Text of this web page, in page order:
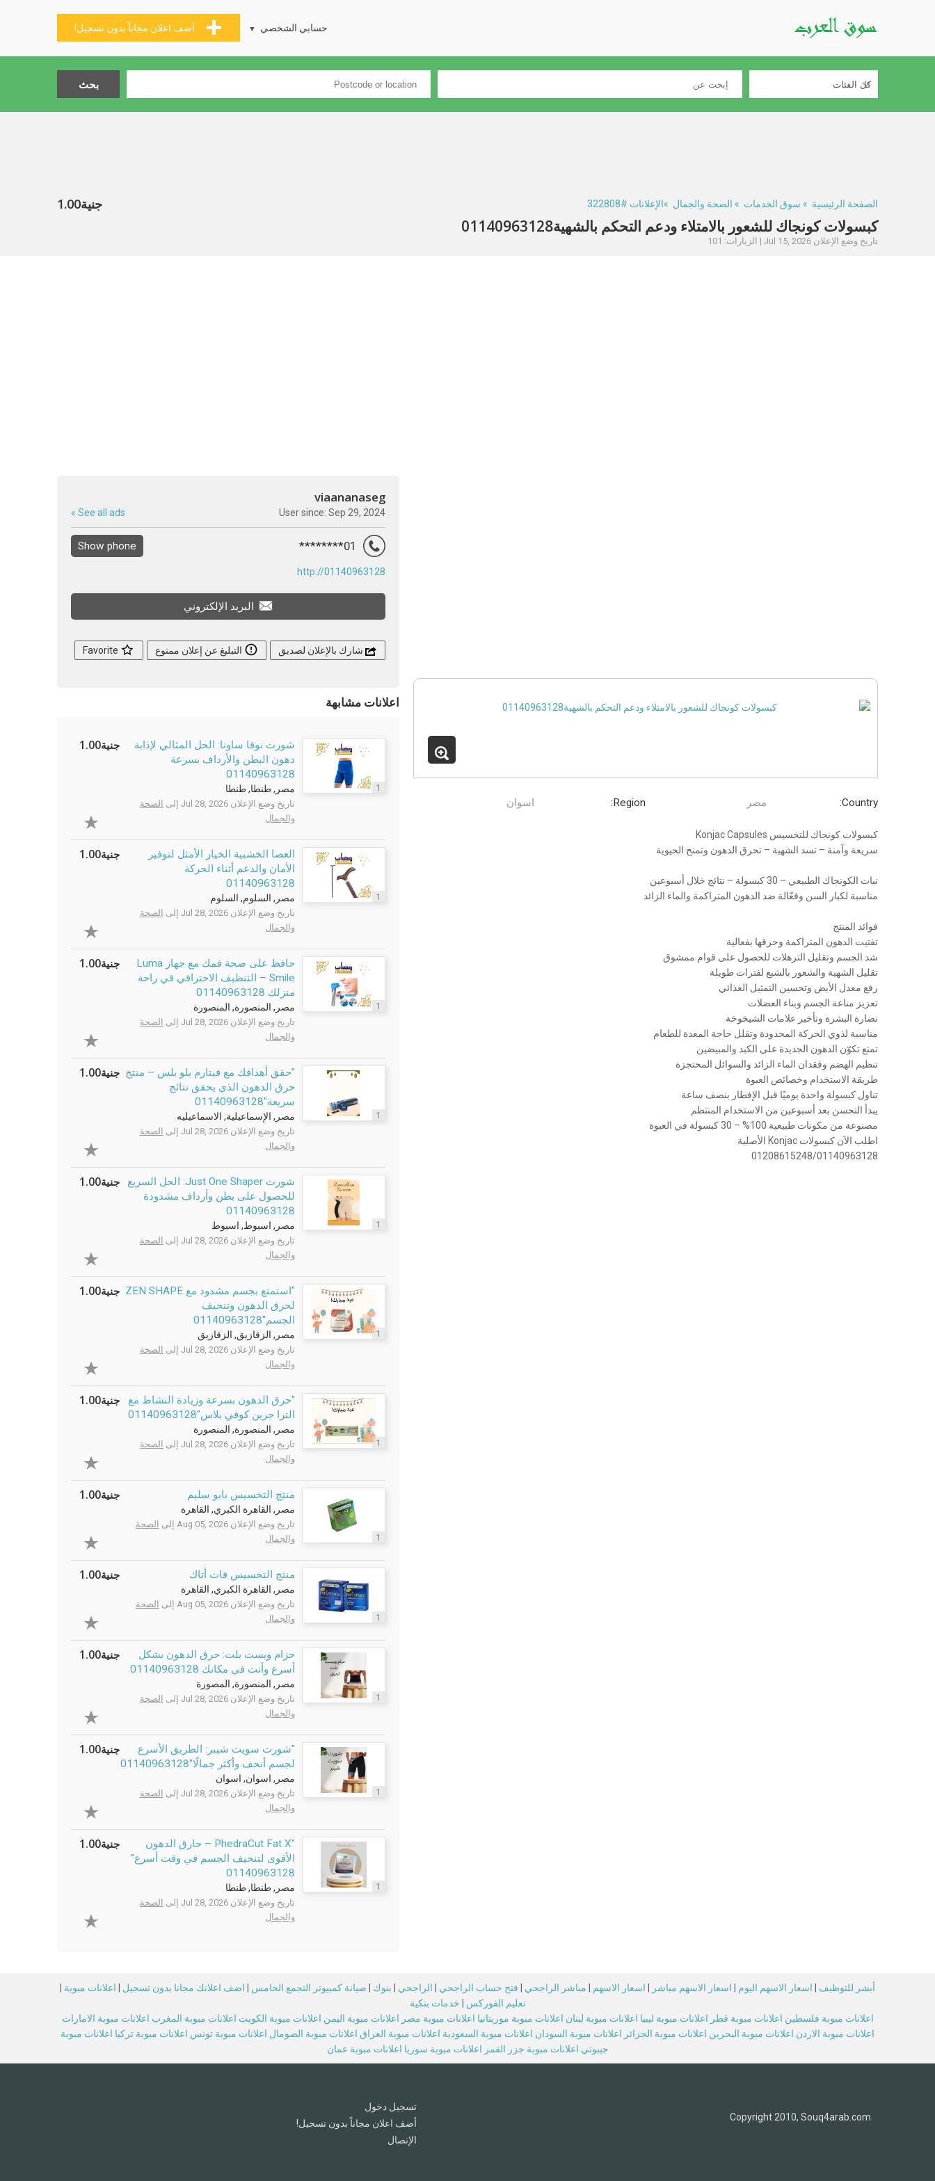
أضف اعلان مجاناً بدون تسجيل! حسابي الشخصي
الصفحة الرئيسية » سوق الخدمات » الصحة والجمال »الإعلانات #322808 جنية1.00
كبسولات كونجاك للشعور بالامتلاء ودعم التحكم بالشهية01140963128
تاريخ وضع الإعلان Jul 15, 2026 | الزيارات: 101
Country: مصر Region: اسوان
كبسولات كونجاك للتخسيس Konjac Capsules
سريعة وآمنة – تسد الشهية – تحرق الدهون وتمنح الحيوية
نبات الكونجاك الطبيعي – 30 كبسولة – نتائج خلال أسبوعين
مناسبة لكبار السن وفعّالة ضد الدهون المتراكمة والماء الزائد
فوائد المنتج
تفتيت الدهون المتراكمة وحرقها بفعالية
شد الجسم وتقليل الترهلات للحصول على قوام ممشوق
تقليل الشهية والشعور بالشبع لفترات طويلة
رفع معدل الأيض وتحسين التمثيل الغذائي
تعزيز مناعة الجسم وبناء العضلات
نضارة البشرة وتأخير علامات الشيخوخة
مناسبة لذوي الحركة المحدودة وتقلل حاجة المعدة للطعام
تمنع تكوّن الدهون الجديدة على الكبد والمبيضين
تنظيم الهضم وفقدان الماء الزائد والسوائل المحتجزة
طريقة الاستخدام وخصائص العبوة
تناول كبسولة واحدة يوميًا قبل الإفطار بنصف ساعة
يبدأ التحسن بعد أسبوعين من الاستخدام المنتظم
مصنوعة من مكونات طبيعية 100% – 30 كبسولة في العبوة
اطلب الآن كبسولات Konjac الأصلية
01208615248/01140963128
viaananaseg
User since: Sep 29, 2024
See all ads »
01********
Show phone
http://01140963128
البريد الإلكتروني
شارك بالإعلان لصديق التبليغ عن إعلان ممنوع
اعلانات مشابهة
1
شورت نوفا ساونا: الحل المثالي لإذابة
دهون البطن والأرداف بسرعة
01140963128
مصر, طنطا, طنطا
تاريخ وضع الإعلان Jul 28, 2026 إلى
الصحة
والجمال
جنية1.00
1
العصا الخشبية الخيار الأمثل لتوفير
الأمان والدعم أثناء الحركة
01140963128
مصر, السلوم, السلوم
تاريخ وضع الإعلان Jul 28, 2026 إلى
الصحة
والجمال
جنية1.00
1
حافظ على صحة فمك مع جهاز Luma
Smile – التنظيف الاحترافي في راحة
منزلك 01140963128
مصر, المنصورة, المنصورة
تاريخ وضع الإعلان Jul 28, 2026 إلى
الصحة
والجمال
جنية1.00
1
"حقق أهدافك مع فيتارم بلو بلس – منتج
حرق الدهون الذي يحقق نتائج
سريعة"01140963128
مصر, الإسماعيلية, الاسماعيليه
تاريخ وضع الإعلان Jul 28, 2026 إلى
الصحة
والجمال
جنية1.00
1
شورت Just One Shaper: الحل السريع
للحصول على بطن وأرداف مشدودة
01140963128
مصر, اسيوط, اسيوط
تاريخ وضع الإعلان Jul 28, 2026 إلى
الصحة
والجمال
جنية1.00
1
"استمتع بجسم مشدود مع ZEN SHAPE
لحرق الدهون وتنحيف
الجسم"01140963128
مصر, الزقازيق, الزقازيق
تاريخ وضع الإعلان Jul 28, 2026 إلى
الصحة
والجمال
جنية1.00
1
"حرق الدهون بسرعة وزيادة النشاط مع
الترا جرين كوفي بلاس"01140963128
مصر, المنصورة, المنصورة
تاريخ وضع الإعلان Jul 28, 2026 إلى
الصحة
والجمال
جنية1.00
1
منتج التخسيس بايو سليم
مصر, القاهرة الكبري, القاهرة
تاريخ وضع الإعلان Aug 05, 2026 إلى
الصحة
والجمال
جنية1.00
1
منتج التخسيس فات أتاك
مصر, القاهرة الكبري, القاهرة
تاريخ وضع الإعلان Aug 05, 2026 إلى
الصحة
والجمال
جنية1.00
1
حزام ويست بلت: حرق الدهون بشكل
أسرع وأنت في مكانك 01140963128
مصر, المنصورة, المصورة
تاريخ وضع الإعلان Jul 28, 2026 إلى
الصحة
والجمال
جنية1.00
1
"شورت سويت شيبر: الطريق الأسرع
لجسم أنحف وأكثر جمالًا"01140963128
مصر, اسوان, اسوان
تاريخ وضع الإعلان Jul 28, 2026 إلى
الصحة
والجمال
جنية1.00
1
"PhedraCut Fat X – حارق الدهون
الأقوى لتنحيف الجسم في وقت أسرع"
01140963128
مصر, طنطا, طنطا
تاريخ وضع الإعلان Jul 28, 2026 إلى
الصحة
والجمال
جنية1.00
أبشر للتوظيف اسعار الاسهم اليوم اسعار الاسهم مباشر اسعار الاسهم مباشر الراجحي فتح حساب الراجحي الراجحي بنوك صيانة كمبيوتر التجمع الخامس اضف اعلانك مجانا بدون تسجيل اعلانات مبوبة
تعليم الفوركس
خدمات بنكية
اعلانات مبوبة فلسطين اعلانات مبوبة قطر اعلانات مبوبة ليبيا اعلانات مبوبة لبنان اعلانات مبوبة موريتانيا اعلانات مبوبة مصر اعلانات مبوبة اليمن اعلانات مبوبة الكويت اعلانات مبوبة المغرب اعلانات مبوبة الامارات
اعلانات مبوبة الاردن اعلانات مبوبة البحرين اعلانات مبوبة الجزائر اعلانات مبوبة السودان اعلانات مبوبة السعودية اعلانات مبوبة العراق اعلانات مبوبة الصومال اعلانات مبوبة تونس اعلانات مبوبة تركيا اعلانات مبوبة
جيبوتي اعلانات مبوبة جزر القمر اعلانات مبوبة سوريا اعلانات مبوبة عمان
تسجيل دخول
أضف اعلان مجاناً بدون تسجيل!
الإتصال
Copyright 2010, Souq4arab.com